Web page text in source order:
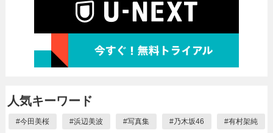
人気キーワード
#今田美桜 #浜辺美波 #写真集 #乃木坂46 #有村架純